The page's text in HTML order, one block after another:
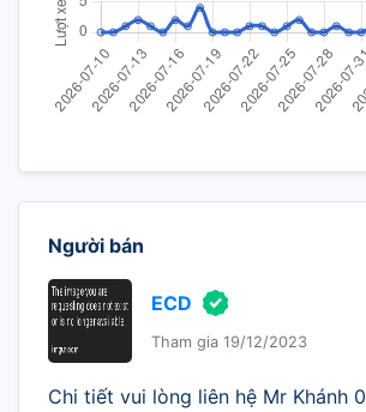
Người bán
ECD
Tham gia 19/12/2023
Chi tiết vui lòng liên hệ Mr Khánh